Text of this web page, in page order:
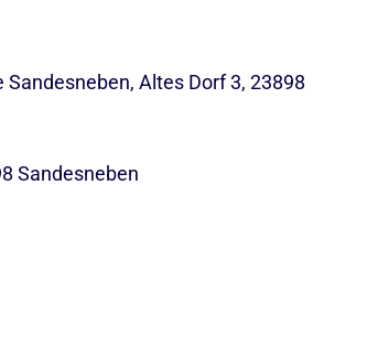
Altes Dorf 3, 23898
Sandesneben